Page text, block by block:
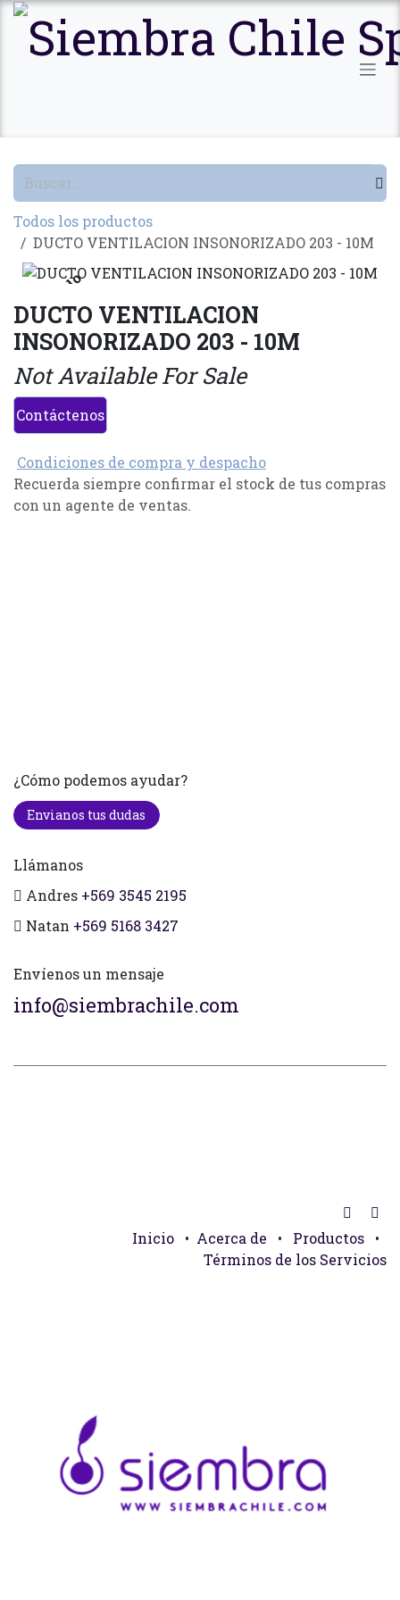
Ir al contenido
Todos los productos
DUCTO VENTILACION INSONORIZADO 203 - 10M
Agotado
DUCTO VENTILACION
INSONORIZADO 203 - 10M
Not Available For Sale
Contáctenos
Condiciones de compra y despacho
Recuerda siempre confirmar el stock de tus compras
con un agente de ventas.
¿Cómo podemos ayudar?
Envianos tus dudas
Llámanos
Andres +569 3545 2195
Natan +569 5168 3427
Envíenos un mensaje
info@siembrachile.com
Inicio • Acerca de • Productos
•
Términos de los Servicios